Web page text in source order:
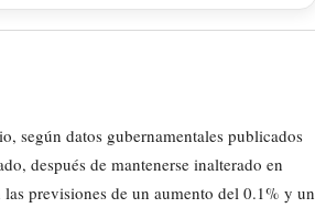
según datos gubernamentales publicados
después de mantenerse inalterado en
previsiones de un aumento del 0.1% y un